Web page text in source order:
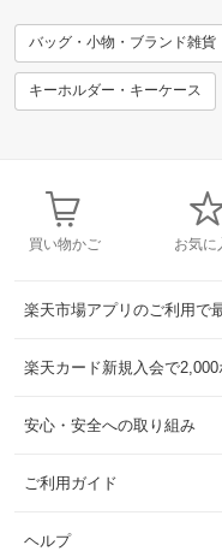
バッグ・小物・ブランド雑貨
キーホルダー・キーケース
買い物かご お気に
楽天市場アプリのご利用で
楽天カード新規入会で2,000
安心・安全への取り組み
ご利用ガイド
ヘルプ